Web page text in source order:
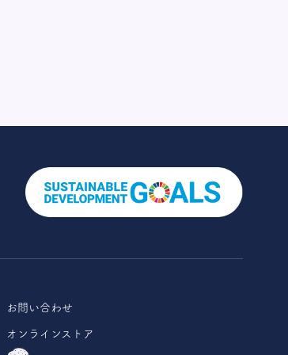
お問い合わせ
オンラインストア